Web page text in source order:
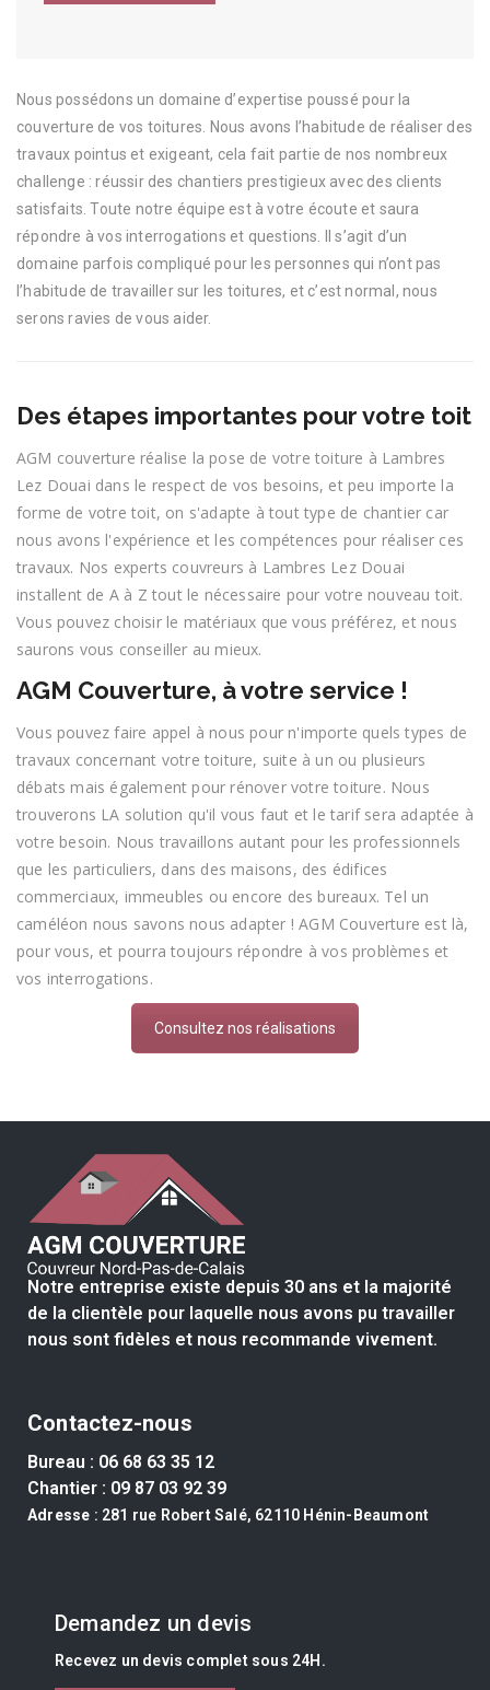
Nous possédons un domaine d’expertise poussé pour la
couverture de vos toitures. Nous avons l’habitude de réaliser des
travaux pointus et exigeant, cela fait partie de nos nombreux
challenge : réussir des chantiers prestigieux avec des clients
satisfaits. Toute notre équipe est à votre écoute et saura
répondre à vos interrogations et questions. Il s’agit d’un
domaine parfois compliqué pour les personnes qui n’ont pas
l’habitude de travailler sur les toitures, et c’est normal, nous
serons ravies de vous aider.
Des étapes importantes pour votre toit
AGM couverture réalise la pose de votre toiture à Lambres
Lez Douai dans le respect de vos besoins, et peu importe la
forme de votre toit, on s'adapte à tout type de chantier car
nous avons l'expérience et les compétences pour réaliser ces
travaux. Nos experts couvreurs à Lambres Lez Douai
installent de A à Z tout le nécessaire pour votre nouveau toit.
Vous pouvez choisir le matériaux que vous préférez, et nous
saurons vous conseiller au mieux.
AGM Couverture, à votre service !
Vous pouvez faire appel à nous pour n'importe quels types de
travaux concernant votre toiture, suite à un ou plusieurs
débats mais également pour rénover votre toiture. Nous
trouverons LA solution qu'il vous faut et le tarif sera adaptée à
votre besoin. Nous travaillons autant pour les professionnels
que les particuliers, dans des maisons, des édifices
commerciaux, immeubles ou encore des bureaux. Tel un
caméléon nous savons nous adapter ! AGM Couverture est là,
pour vous, et pourra toujours répondre à vos problèmes et
vos interrogations.
Consultez nos réalisations
Notre entreprise existe depuis 30 ans et la majorité
de la clientèle pour laquelle nous avons pu travailler
nous sont fidèles et nous recommande vivement.
Contactez-nous
Bureau : 06 68 63 35 12
Chantier : 09 87 03 92 39
Adresse : 281 rue Robert Salé, 62110 Hénin-Beaumont
Demandez un devis
Recevez un devis complet sous 24H.